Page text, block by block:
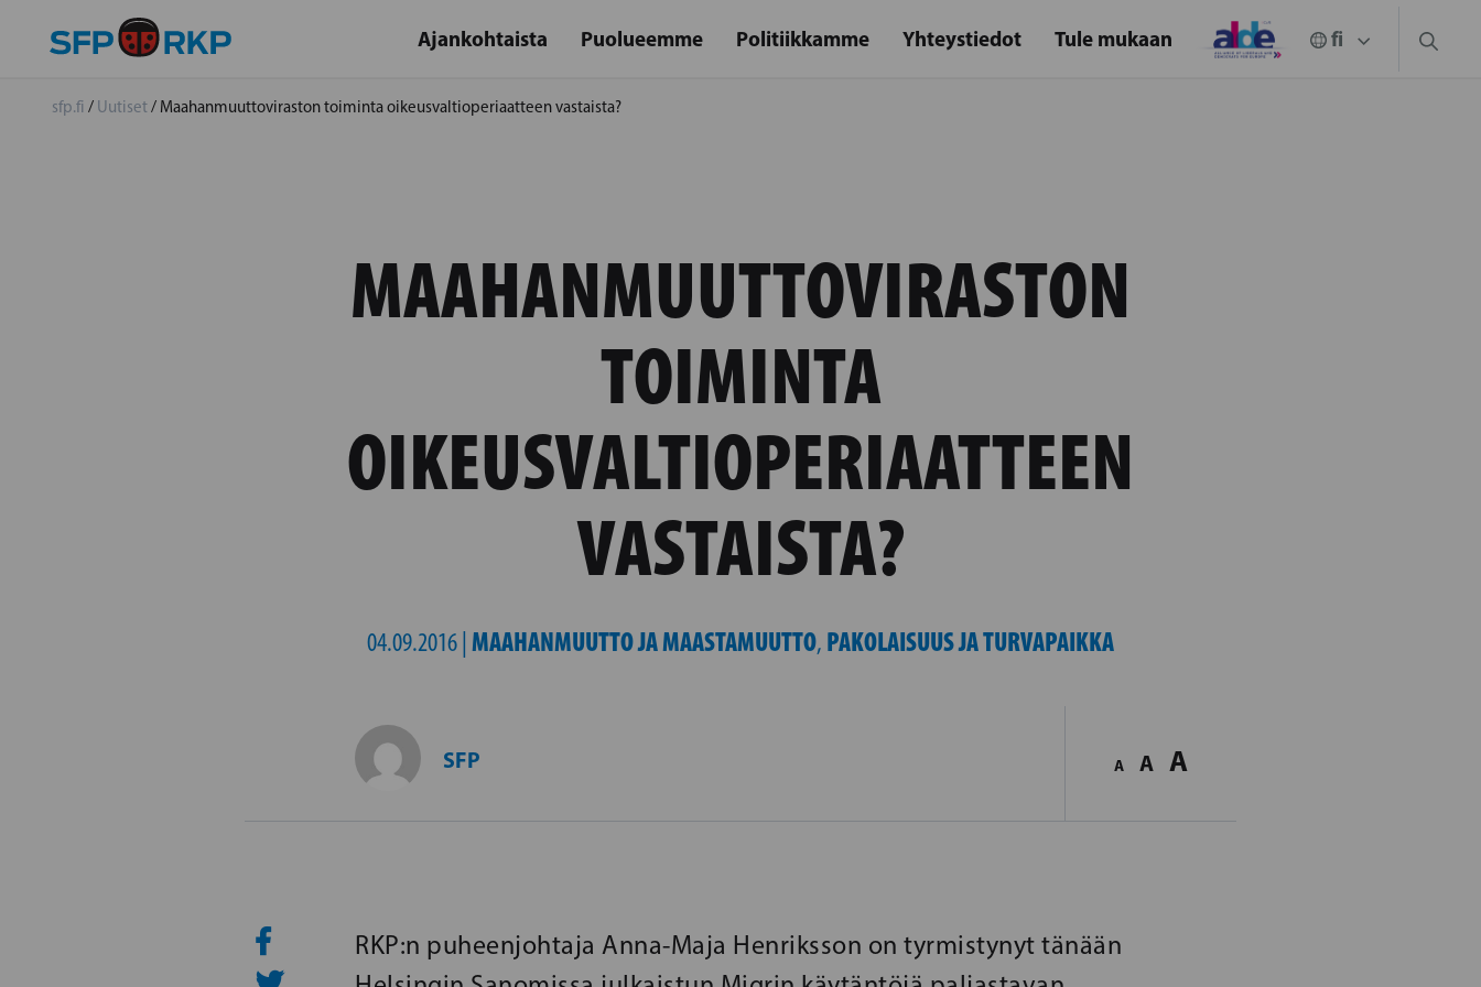
Ajankohtaista Puolueemme Politiikkamme Yhteystiedot Tule mukaan
sfp.fi / Uutiset/ Maahanmuuttoviraston toiminta oikeusvaltioperiaatteen vastaista?
MAAHANMUUTTOVIRASTON
TOIMINTA
OIKEUSVALTIOPERIAATTEEN
VASTAISTA?
04.09.2016 | MAAHANMUUTTO JA MAASTAMUUTTO, PAKOLAISUUS JA TURVAPAIKKA
SFP A A A
RKP:n puheenjohtaja Anna-Maja Henriksson on tyrmistynyt tänään